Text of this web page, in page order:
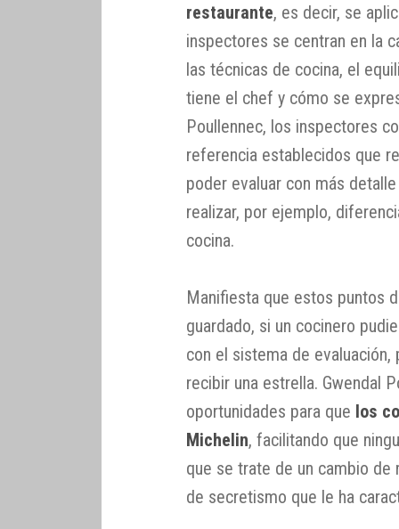
restaurante, es decir, se
inspectores se centran en la
las técnicas de cocina, el
tiene el chef y cómo se
Poullennec, los inspectores
referencia establecidos que
poder evaluar con más
realizar, por ejemplo,
cocina.
Manifiesta que estos puntos
guardado, si un cocinero
con el sistema de evaluación,
recibir una estrella. Gwendal
oportunidades para que los
Michelin, facilitando que
que se trate de un cambio de
de secretismo que le ha